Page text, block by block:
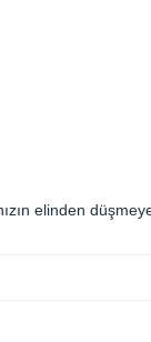
elinden